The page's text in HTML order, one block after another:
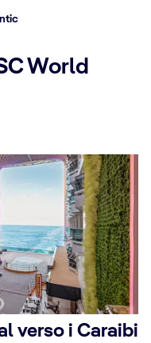
World
verso i Caraibi